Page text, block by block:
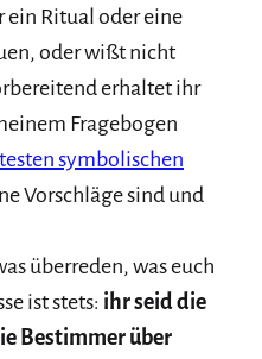
Ritual oder eine
oder wißt nicht
erhaltet ihr
Fragebogen
symbolischen
Vorschläge sind und
überreden, was euch
ist stets: ihr seid die
Bestimmer über